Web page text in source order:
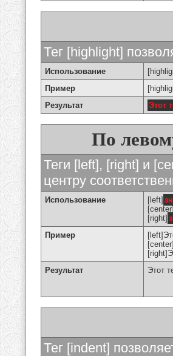
Тег [highlight]
Использование
Пример
Результат
Этот
По
Теги [left], [right] и
центру
Использование [left]
[center]
[right]
Пример
Результат
Этот
Тег [indent]